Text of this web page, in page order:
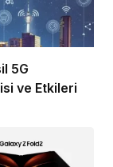
5G
ve Etkileri